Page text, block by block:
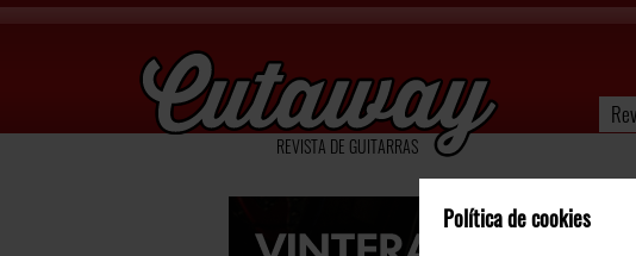
REVISTA DE GUITARRAS
Política de cookies